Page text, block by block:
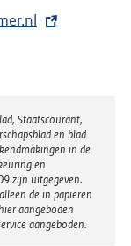
Staatscourant,
en blad
in de
en
zijn uitgegeven.
de in papieren
aangeboden
aangeboden.